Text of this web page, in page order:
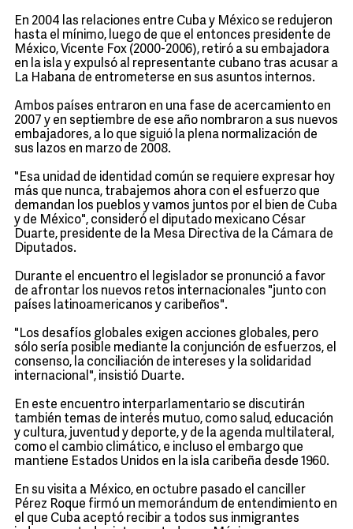
En 2004 las relaciones entre Cuba y México se redujeron
hasta el mínimo, luego de que el entonces presidente de
México, Vicente Fox (2000-2006), retiró a su embajadora
en la isla y expulsó al representante cubano tras acusar a
La Habana de entrometerse en sus asuntos internos.
Ambos países entraron en una fase de acercamiento en
2007 y en septiembre de ese año nombraron a sus nuevos
embajadores, a lo que siguió la plena normalización de
sus lazos en marzo de 2008.
"Esa unidad de identidad común se requiere expresar hoy
más que nunca, trabajemos ahora con el esfuerzo que
demandan los pueblos y vamos juntos por el bien de Cuba
y de México", consideró el diputado mexicano César
Duarte, presidente de la Mesa Directiva de la Cámara de
Diputados.
Durante el encuentro el legislador se pronunció a favor
de afrontar los nuevos retos internacionales "junto con
países latinoamericanos y caribeños".
"Los desafíos globales exigen acciones globales, pero
sólo sería posible mediante la conjunción de esfuerzos, el
consenso, la conciliación de intereses y la solidaridad
internacional", insistió Duarte.
En este encuentro interparlamentario se discutirán
también temas de interés mutuo, como salud, educación
y cultura, juventud y deporte, y de la agenda multilateral,
como el cambio climático, e incluso el embargo que
mantiene Estados Unidos en la isla caribeña desde 1960.
En su visita a México, en octubre pasado el canciller
Pérez Roque firmó un memorándum de entendimiento en
el que Cuba aceptó recibir a todos sus inmigrantes